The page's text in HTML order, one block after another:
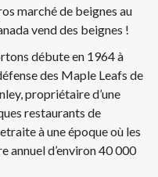
marché de beignes au
vend des beignes !
débute en 1964 à
des Maple Leafs de
propriétaire d’une
restaurants de
à une époque où les
annuel d’environ 40 000